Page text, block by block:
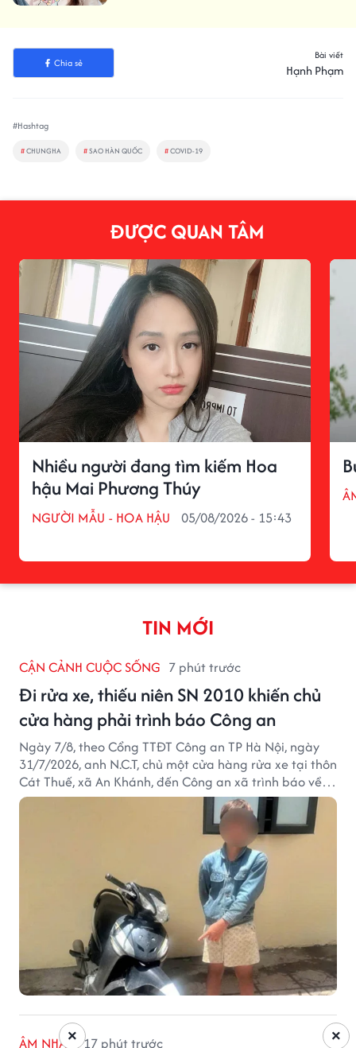
Chia sẻ
Bài viết
Hạnh Phạm
#Hashtag
#CHUNGHA #SAO HÀN QUỐC #COVID-19
ĐƯỢC QUAN TÂM
Nhiều người đang tìm kiếm Hoa
hậu Mai Phương Thúy
NGƯỜI MẪU - HOA HẬU 05/08/2026 - 15:43
TIN MỚI
CẬN CẢNH CUỘC SỐNG 7 phút trước
Đi rửa xe, thiếu niên SN 2010 khiến chủ
cửa hàng phải trình báo Công an
Ngày 7/8, theo Cổng TTĐT Công an TP Hà Nội, ngày
31/7/2026, anh N.C.T, chủ một cửa hàng rửa xe tại thôn
Cát Thuế, xã An Khánh, đến Công an xã trình báo về
việc bị mất trộm chiếc xe máy Honda Wave. Trong cốp
xe còn có nhiều giấy tờ cá nhân và khoảng 1,2 triệu
ÂM NHẠC 17 phút trước ×
×